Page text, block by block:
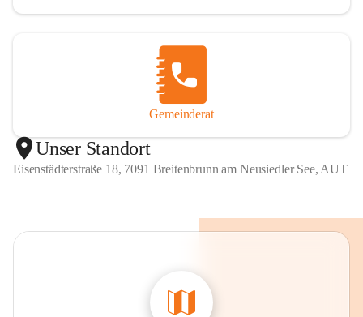
Gemeinderat
Unser Standort
Eisenstädterstraße 18, 7091 Breitenbrunn am Neusiedler See, AUT